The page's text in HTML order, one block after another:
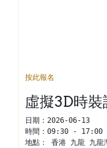
按此報名
虛擬3D時
日期： 2026-06-13
時間： 09:30 - 17:00
地點： 香港 九龍 九龍